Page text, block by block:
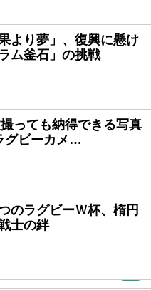
より夢」、復興に懸け
ム釜石」の挑戦
撮っても納得できる写真
グビーカメ…
のラグビーＷ杯、楕円
士の絆